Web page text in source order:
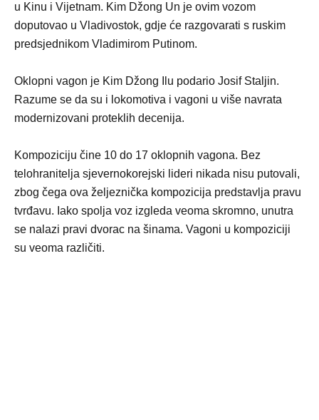
u Kinu i Vijetnam. Kim Džong Un je ovim vozom
doputovao u Vladivostok, gdje će razgovarati s ruskim
predsjednikom Vladimirom Putinom.
Oklopni vagon je Kim Džong Ilu podario Josif Staljin.
Razume se da su i lokomotiva i vagoni u više navrata
modernizovani proteklih decenija.
Kompoziciju čine 10 do 17 oklopnih vagona. Bez
telohranitelja sjevernokorejski lideri nikada nisu putovali,
zbog čega ova željeznička kompozicija predstavlja pravu
tvrđavu. Iako spolja voz izgleda veoma skromno, unutra
se nalazi pravi dvorac na šinama. Vagoni u kompoziciji
su veoma različiti.